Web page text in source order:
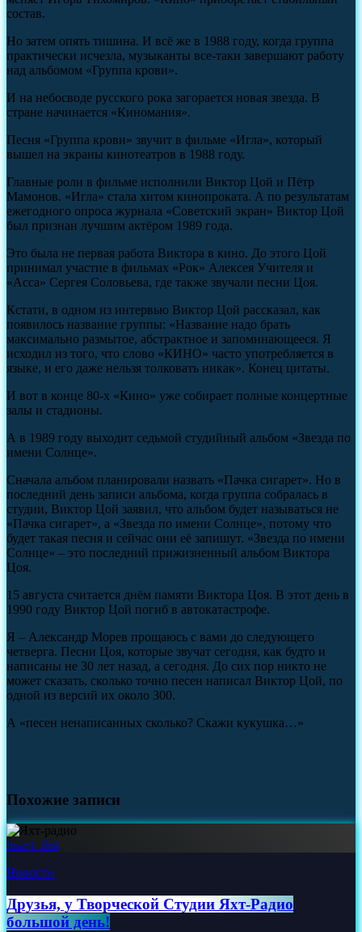
состав.
Но затем опять тишина. И всё же в 1988 году, когда группа
практически исчезла, музыканты все-таки завершают работу
над альбомом «Группа крови».
И на небосводе русского рока загорается новая звезда. В
стране начинается «Киномания».
Песня «Группа крови» звучит в фильме «Игла», который
вышел на экраны кинотеатров в 1988 году.
Главные роли в фильме исполнили Виктор Цой и Пётр
Мамонов. «Игла» стала хитом кинопроката. А по результатам
ежегодного опроса журнала «Советский экран» Виктор Цой
был признан лучшим актёром 1989 года.
Это была не первая работа Виктора в кино. До этого Цой
принимал участие в фильмах «Рок» Алексея Учителя и
«Асса» Сергея Соловьева, где также звучали песни Цоя.
Кстати, в одном из интервью Виктор Цой рассказал, как
появилось название группы: «Название надо брать
максимально размытое, абстрактное и запоминающееся. Я
исходил из того, что слово «КИНО» часто употребляется в
языке, и его даже нельзя толковать никак». Конец цитаты.
И вот в конце 80-х «Кино» уже собирает полные концертные
залы и стадионы.
А в 1989 году выходит седьмой студийный альбом «Звезда по
имени Солнце».
Сначала альбом планировали назвать «Пачка сигарет». Но в
последний день записи альбома, когда группа собралась в
студии, Виктор Цой заявил, что альбом будет называться не
«Пачка сигарет», а «Звезда по имени Солнце», потому что
будет такая песня и сейчас они её запишут. «Звезда по имени
Солнце» – это последний прижизненный альбом Виктора
Цоя.
15 августа считается днём памяти Виктора Цоя. В этот день в
1990 году Виктор Цой погиб в автокатастрофе.
Я – Александр Морев прощаюсь с вами до следующего
четверга. Песни Цоя, которые звучат сегодня, как будто и
написаны не 30 лет назад, а сегодня. До сих пор никто не
может сказать, сколько точно песен написал Виктор Цой, по
одной из версий их около 300.
А «песен ненаписанных сколько? Скажи кукушка…»
Похожие записи
insert_link
Новости
Друзья, у Творческой Студии Яхт‑Радио
большой день!